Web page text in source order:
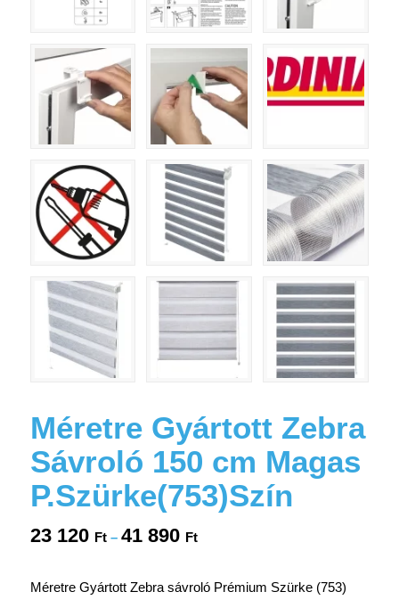
Méretre Gyártott Zebra
Sávroló 150 cm Magas
P.Szürke(753)Szín
23 120 Ft – 41 890 FtÁrtartomány:
Méretre Gyártott Zebra sávroló Prémium Szürke (753)